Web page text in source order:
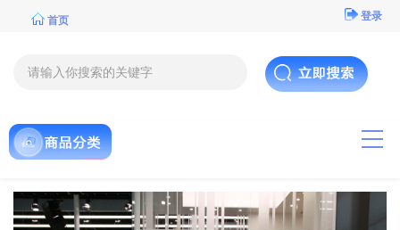
首页 登录